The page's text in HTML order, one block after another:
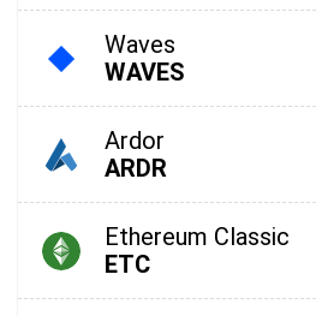
Waves
WAVES
Ardor
ARDR
Ethereum Classic
ETC